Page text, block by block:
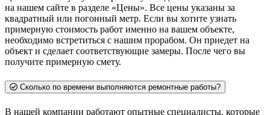
на нашем сайте в разделе «Цены». Все цены указаны за
квадратный или погонный метр. Если вы хотите узнать
примерную стоимость работ именно на вашем объекте,
необходимо встретиться с нашим прорабом. Он приедет на
объект и сделает соответствующие замеры. После чего вы
получите примерную смету.
Сколько по времени выполняются ремонтные работы?
В нашей компании работают опытные специалисты, которые